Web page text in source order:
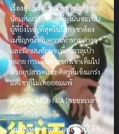
เรื่องย่อ:เรื่องราวการผจญภัยของ
นักเล่นแร่แปรธาตุที่มุ่งมั่นจะเป็น
ผู้ที่ยิ่งใหญ่ที่สุดในโลก เขาต้อง
เผชิญหน้ากับความท้าทายต่างๆ
และฝึกฝนทักษะเพื่อบรรลุเป้า
หมาย การเดินทางของเขาเต็มไป
ด้วยอุปสรรคและศัตรูที่แข็งแกร่ง
แต่เขาก็ไม่เคยยอมแพ้
คะแนน:IMDb N/A |ระยะเวลา:
N/A
หมายเหตุ:ภาพยนตร์เรื่องนี้ได้รับ